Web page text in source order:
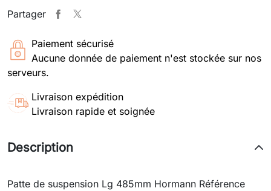
Partager
Paiement sécurisé
Aucune donnée de paiement n'est stockée sur nos
serveurs.
Livraison expédition
Livraison rapide et soignée
Description
Patte de suspension Lg 485mm Hormann Référence